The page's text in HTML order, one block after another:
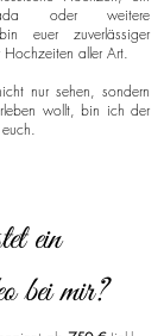
oder weitere
euer zuverlässiger
aller Art.
nur sehen, sondern
wollt, bin ich der
ein
bei mir?